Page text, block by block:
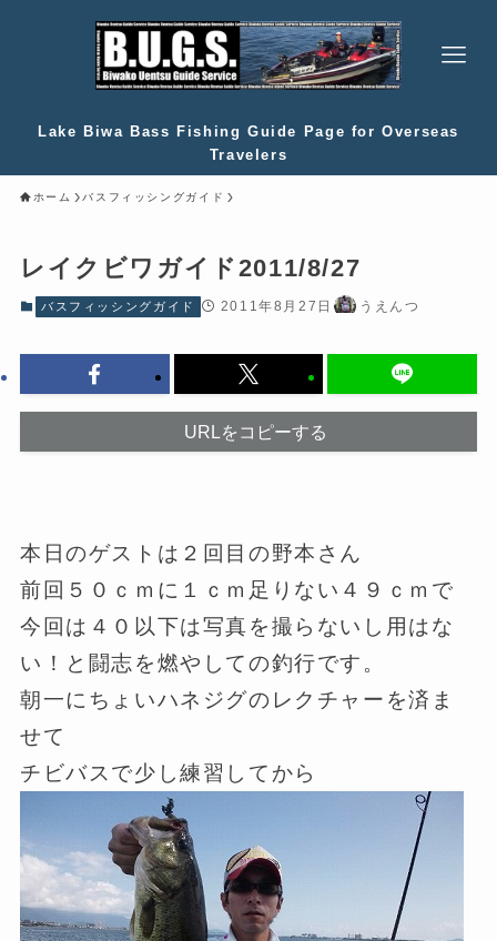
Lake Biwa Bass Fishing Guide Page for Overseas
Travelers
ホーム バスフィッシングガイド
レイクビワガイド2011/8/27
バスフィッシングガイド 2011年8月27日 うえんつ
URLをコピーする
本日のゲストは２回目の野本さん
前回５０ｃｍに１ｃｍ足りない４９ｃｍで
今回は４０以下は写真を撮らないし用はな
い！と闘志を燃やしての釣行です。
朝一にちょいハネジグのレクチャーを済ま
せて
チビバスで少し練習してから